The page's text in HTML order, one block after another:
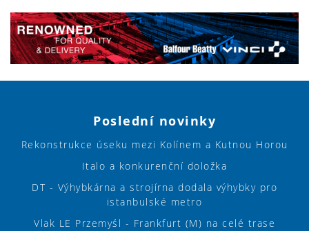
Poslední novinky
Rekonstrukce úseku mezi Kolínem a Kutnou Horou
Italo a konkurenční doložka
DT - Výhybkárna a strojírna dodala výhybky pro
istanbulské metro
Vlak LE Przemyśl - Frankfurt (M) na celé trase